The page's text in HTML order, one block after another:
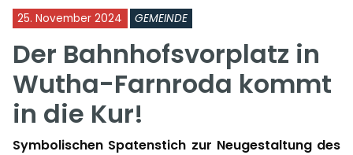
25. November 2024 GEMEINDE
Der Bahnhofsvorplatz in
Wutha-Farnroda kommt
in die Kur!
Symbolischen Spatenstich zur Neugestaltung des